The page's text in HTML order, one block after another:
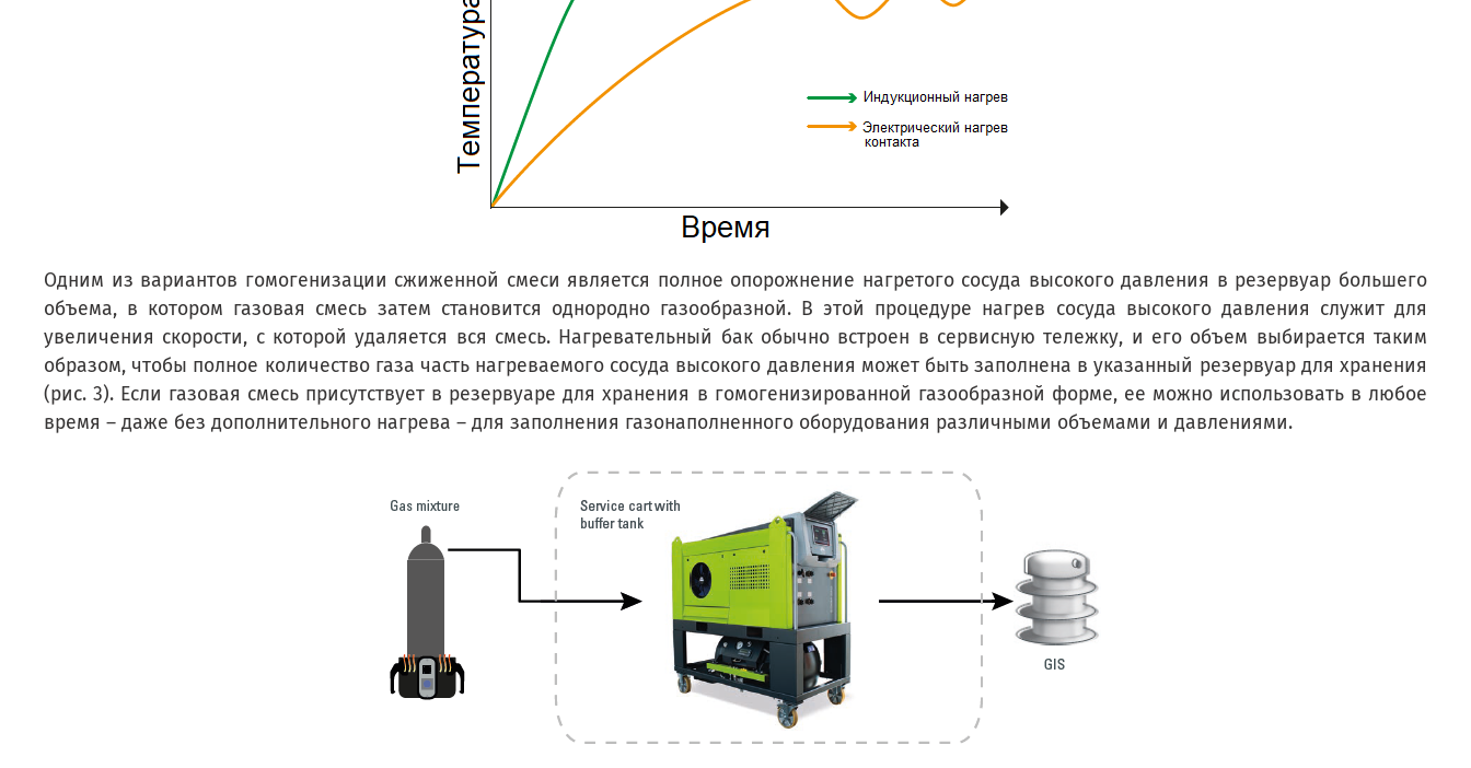
Одним из вариантов гомогенизации сжиженной смеси является полное опорожнение нагретого сосуда высокого давления в резервуар большего
объема, в котором газовая смесь затем становится однородно газообразной. В этой процедуре нагрев сосуда высокого давления служит для
увеличения скорости, с которой удаляется вся смесь. Нагревательный бак обычно встроен в сервисную тележку, и его объем выбирается таким
образом, чтобы полное количество газа часть нагреваемого сосуда высокого давления может быть заполнена в указанный резервуар для хранения
(рис. 3). Если газовая смесь присутствует в резервуаре для хранения в гомогенизированной газообразной форме, ее можно использовать в любое
время – даже без дополнительного нагрева – для заполнения газонаполненного оборудования различными объемами и давлениями.